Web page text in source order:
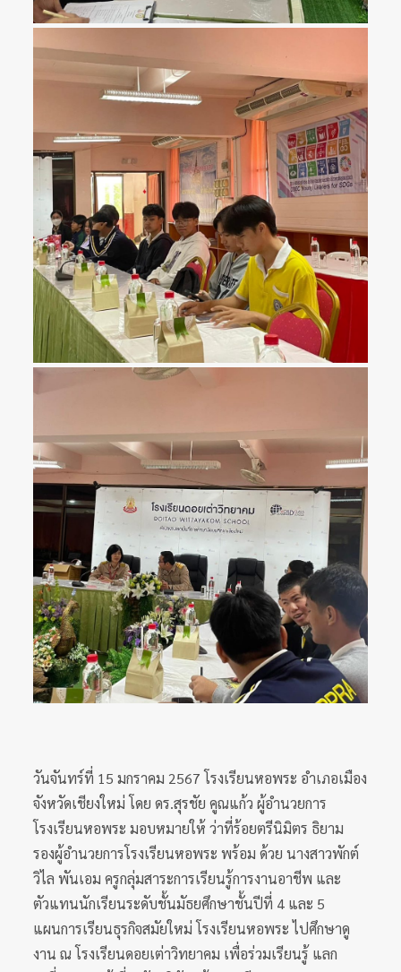
วันจันทร์ที่ 15 มกราคม 2567 โรงเรียนหอพระ อำเภอเมือง
จังหวัดเชียงใหม่ โดย ดร.สุรชัย คูณแก้ว ผู้อำนวยการ
โรงเรียนหอพระ มอบหมายให้ ว่าที่ร้อยตรีนิมิตร ธิยาม
รองผู้อำนวยการโรงเรียนหอพระ พร้อม ด้วย นางสาวพักต์
วิไล พันเอม ครูกลุ่มสาระการเรียนรู้การงานอาชีพ และ
ตัวแทนนักเรียนระดับชั้นมัธยศึกษาชั้นปีที่ 4 และ 5
แผนการเรียนธุรกิจสมัยใหม่ โรงเรียนหอพระ ไปศึกษาดู
งาน ณ โรงเรียนดอยเต่าวิทยาคม เพื่อร่วมเรียนรู้ แลก